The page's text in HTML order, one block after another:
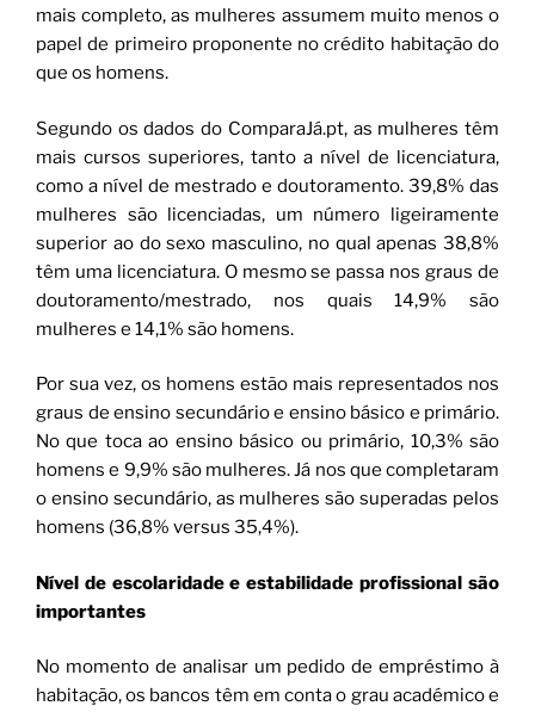
mais completo, as mulheres assumem muito menos o
papel de primeiro proponente no crédito habitação do
que os homens.
Segundo os dados do ComparaJá.pt, as mulheres têm
mais cursos superiores, tanto a nível de licenciatura,
como a nível de mestrado e doutoramento. 39,8% das
mulheres são licenciadas, um número ligeiramente
superior ao do sexo masculino, no qual apenas 38,8%
têm uma licenciatura. O mesmo se passa nos graus de
doutoramento/mestrado, nos quais 14,9% são
mulheres e 14,1% são homens.
Por sua vez, os homens estão mais representados nos
graus de ensino secundário e ensino básico e primário.
No que toca ao ensino básico ou primário, 10,3% são
homens e 9,9% são mulheres. Já nos que completaram
o ensino secundário, as mulheres são superadas pelos
homens (36,8% versus 35,4%).
Nível de escolaridade e estabilidade profissional são
importantes
No momento de analisar um pedido de empréstimo à
habitação, os bancos têm em conta o grau académico e